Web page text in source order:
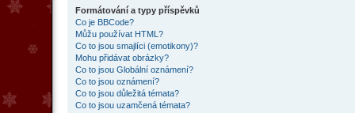
Formátování a typy příspěvků
Co je BBCode?
Můžu používat HTML?
Co to jsou smajlíci (emotikony)?
Mohu přidávat obrázky?
Co to jsou Globální oznámení?
Co to jsou oznámení?
Co to jsou důležitá témata?
Co to jsou uzamčená témata?